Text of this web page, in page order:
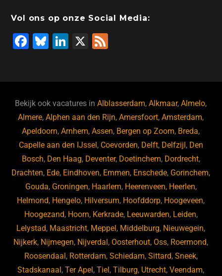
Vol ons op onze Social Media:
F
b
o
o
k
Bl
ky
Li
dI
n
X
Bekijk ook vacatures inAlblasserdam,Alkmaar,Almelo,
Almere,Alphen aan den Rijn,Amersfoort,Amsterdam,
Apeldoorn,Arnhem,Assen, Bergen op Zoom, Breda,
Capelle aan den IJssel, Coevorden, Delft, Delfzijl, Den
Bosch, Den Haag, Deventer, Doetinchem, Dordrecht,
Drachten, Ede, Eindhoven, Emmen, Enschede, Gorinchem,
Gouda, Groningen, Haarlem, Heerenveen, Heerlen,
Helmond, Hengelo, Hilversum, Hoofddorp, Hoogeveen,
Hoogezand, Hoorn, Kerkrade, Leeuwarden, Leiden,
Lelystad, Maastricht, Meppel, Middelburg, Nieuwegein,
Nijkerk, Nijmegen, Nijverdal, Oosterhout, Oss, Roermond,
Roosendaal, Rotterdam, Schiedam, Sittard, Sneek,
Stadskanaal,Ter Apel,Tiel,Tilburg, Utrecht,Veendam,